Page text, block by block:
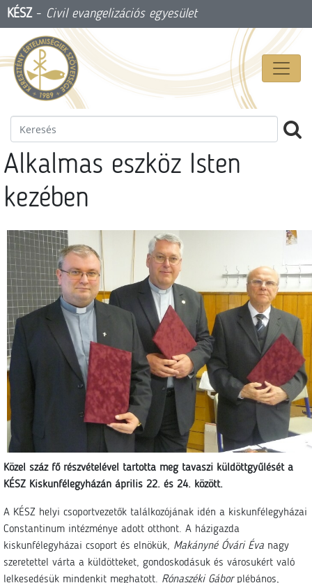
KÉSZ- Civil evangelizációs egyesület
Alkalmas eszköz Isten
kezében
Közel száz fő részvételével tartotta meg tavaszi küldöttgyűlését a
KÉSZ Kiskunfélegyházán április 22. és 24. között.
A KÉSZ helyi csoportvezetők találkozójának idén a kiskunfélegyházai
Constantinum intézménye adott otthont. A házigazda
kiskunfélegyházai csoport és elnökük, Makányné Óvári Éva nagy
szeretettel várta a küldötteket, gondoskodásuk és városukért való
lelkesedésük mindenkit meghatott. Rónaszéki Gáborplébános,